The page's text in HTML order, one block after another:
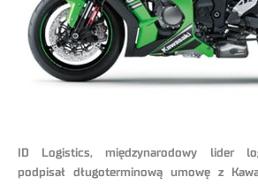
ID Logistics, międzynarodowy lider
podpisał długoterminową umowę z